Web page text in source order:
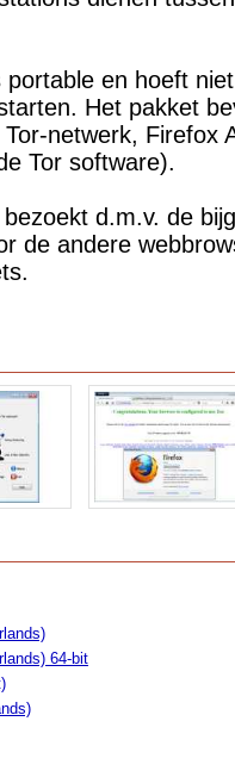
portable en hoeft
Het pakket
netwerk, Firefox
Tor software).
d.m.v. de
de andere
64-bit